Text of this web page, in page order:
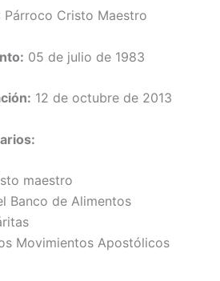
Párroco Cristo Maestro
05 de julio de 1983
12 de octubre de 2013
maestro
Banco de Alimentos
Movimientos Apostólicos